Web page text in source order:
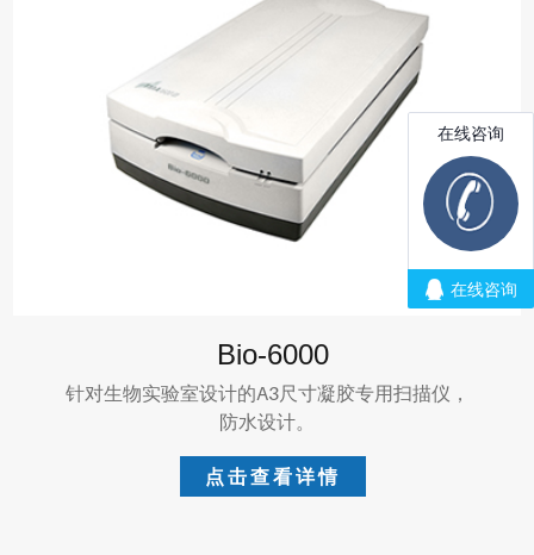
Bio-6000
针对生物实验室设计的A3尺寸凝胶专用扫描仪，
防水设计。
点击查看详情